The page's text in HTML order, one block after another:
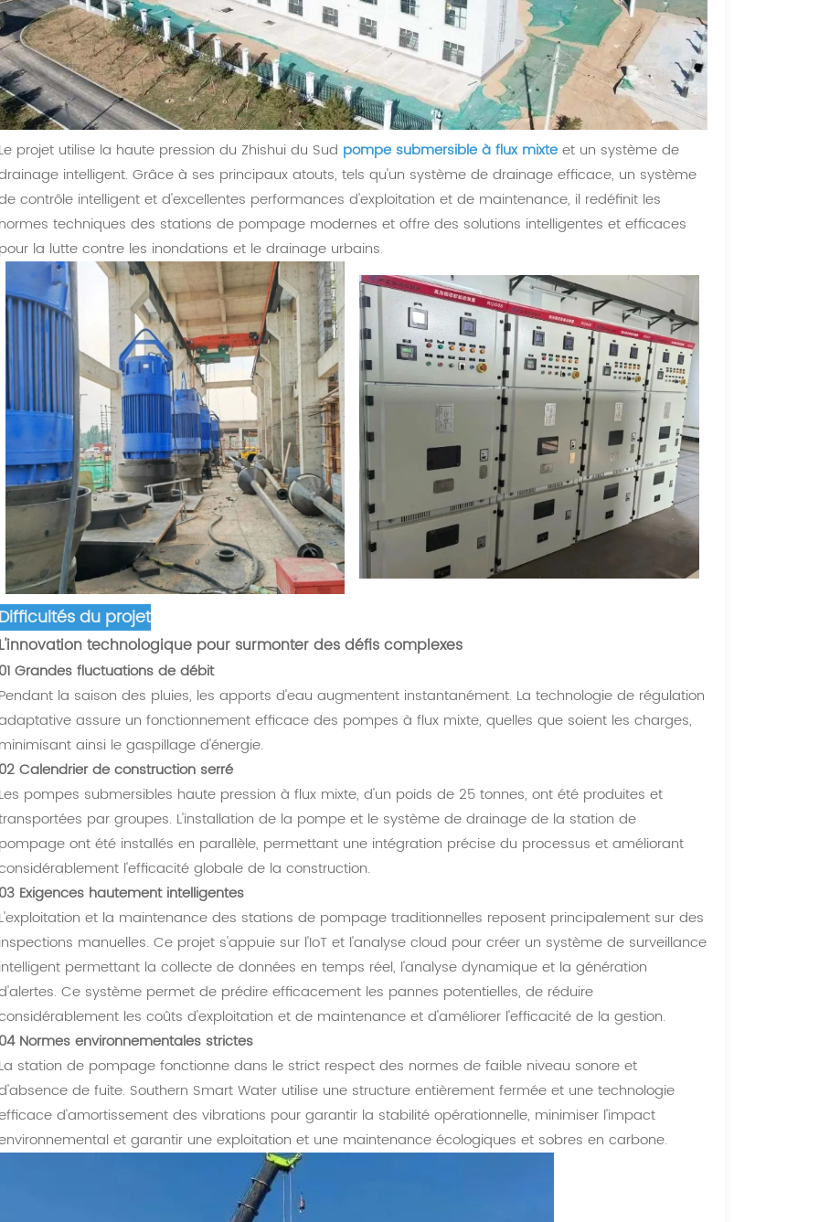
Le projet utilise la haute pression du Zhishui du Sud pompe submersible à flux mixte et un système de
intelligent. Grâce à ses principaux atouts, tels qu'un système de drainage efficace, un système
contrôle intelligent et d'excellentes performances d'exploitation et de maintenance, il redéfinit les
normes techniques des stations de pompage modernes et offre des solutions intelligentes et efficaces
pour la lutte contre les inondations et le drainage urbains.
Difficultés du projet
L'innovation technologique pour surmonter des défis complexes
01 Grandes fluctuations de débit
Pendant la saison des pluies, les apports d'eau augmentent instantanément. La technologie de régulation
assure un fonctionnement efficace des pompes à flux mixte, quelles que soient les charges,
minimisant ainsi le gaspillage d'énergie.
02 Calendrier de construction serré
Les pompes submersibles haute pression à flux mixte, d'un poids de 25 tonnes, ont été produites et
par groupes. L'installation de la pompe et le système de drainage de la station de
pompage ont été installés en parallèle, permettant une intégration précise du processus et améliorant
l'efficacité globale de la construction.
03 Exigences hautement intelligentes
L'exploitation et la maintenance des stations de pompage traditionnelles reposent principalement sur des
inspections manuelles. Ce projet s'appuie sur l'IoT et l'analyse cloud pour créer un système de surveillance
intelligent permettant la collecte de données en temps réel, l'analyse dynamique et la génération
Ce système permet de prédire efficacement les pannes potentielles, de réduire
les coûts d'exploitation et de maintenance et d'améliorer l'efficacité de la gestion.
04 Normes environnementales strictes
La station de pompage fonctionne dans le strict respect des normes de faible niveau sonore et
de fuite. Southern Smart Water utilise une structure entièrement fermée et une technologie
d'amortissement des vibrations pour garantir la stabilité opérationnelle, minimiser l'impact
et garantir une exploitation et une maintenance écologiques et sobres en carbone.